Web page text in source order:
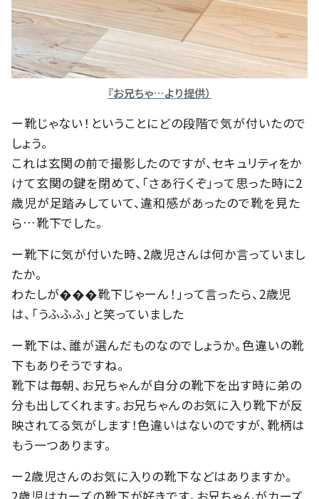
『お兄ちゃ…より提供）
ー靴じゃない！ということにどの段階で気が付いたので
しょう。
これは玄関の前で撮影したのですが、セキュリティをか
けて玄関の鍵を閉めて、「さあ行くぞ」って思った時に2
歳児が足踏みしていて、違和感があったので靴を見た
ら…靴下でした。
ー靴下に気が付いた時、2歳児さんは何か言っていまし
たか。
わたしが���靴下じゃーん！」って言ったら、2歳児
は、「うふふふ」と笑っていました
ー靴下は、誰が選んだものなのでしょうか。色違いの靴
下もありそうですね。
靴下は毎朝、お兄ちゃんが自分の靴下を出す時に弟の
分も出してくれます。お兄ちゃんのお気に入り靴下が反
映されてる気がします！色違いはないのですが、靴柄は
もう一つあります。
ー2歳児さんのお気に入りの靴下などはありますか。